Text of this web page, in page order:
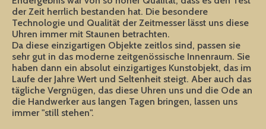
der Zeit herrlich bestanden hat. Die besondere
Technologie und Qualität der Zeitmesser lässt uns diese
Uhren immer mit Staunen betrachten.
Da diese einzigartigen Objekte zeitlos sind, passen sie
sehr gut in das moderne zeitgenössische Innenraum. Sie
haben dann ein absolut einzigartiges Kunstobjekt, das im
Laufe der Jahre Wert und Seltenheit steigt. Aber auch das
tägliche Vergnügen, das diese Uhren uns und die Ode an
die Handwerker aus langen Tagen bringen, lassen uns
immer "still stehen".